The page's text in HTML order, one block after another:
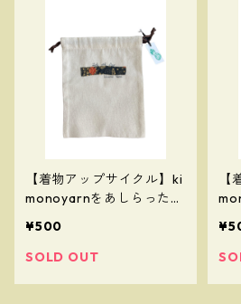
【着物アップサイクル】ki
monoyarnをあしらったき
¥500
SOLD OUT